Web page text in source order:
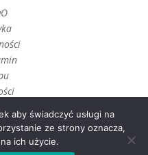
i
aby świadczyć usługi na
ze strony oznacza,
ich użycie.